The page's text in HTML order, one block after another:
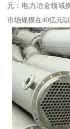
元；电力冶金领域
市场规模在40亿元以